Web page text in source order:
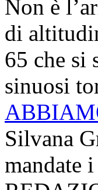
Non è
di
65 che si
sinuosi
Silvana
mandate